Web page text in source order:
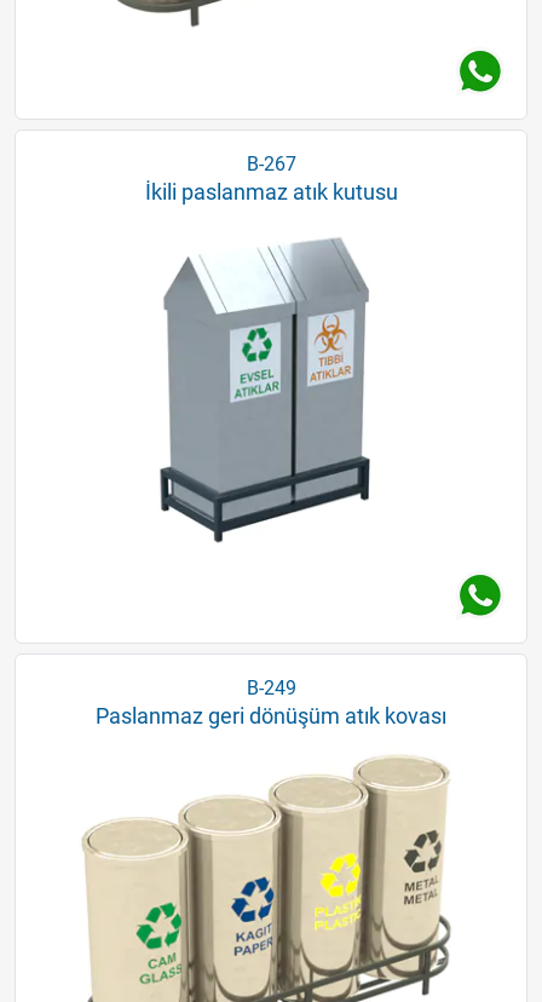
B-267
İkili paslanmaz atık kutusu
B-249
Paslanmaz geri dönüşüm atık kovası